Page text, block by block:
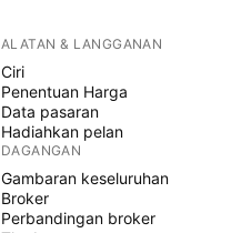
ALATAN & LANGGANAN
Ciri
Penentuan Harga
Data pasaran
Hadiahkan pelan
DAGANGAN
Gambaran keseluruhan
Broker
Perbandingan broker